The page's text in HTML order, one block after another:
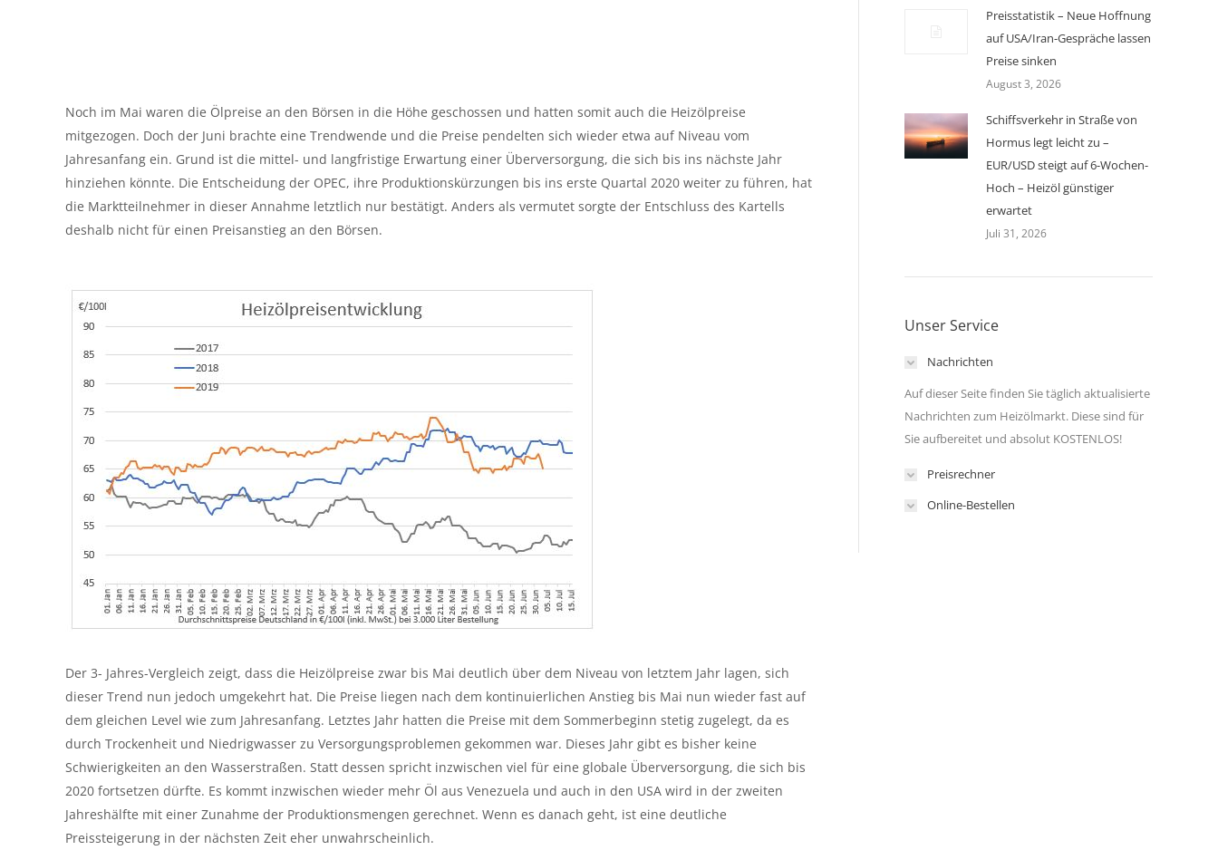
Noch im Mai waren die Ölpreise an den Börsen in die Höhe geschossen und hatten somit auch die Heizölpreise
mitgezogen. Doch der Juni brachte eine Trendwende und die Preise pendelten sich wieder etwa auf Niveau vom
Jahresanfang ein. Grund ist die mittel- und langfristige Erwartung einer Überversorgung, die sich bis ins nächste Jahr
hinziehen könnte. Die Entscheidung der OPEC, ihre Produktionskürzungen bis ins erste Quartal 2020 weiter zu führen, hat
die Marktteilnehmer in dieser Annahme letztlich nur bestätigt. Anders als vermutet sorgte der Entschluss des Kartells
deshalb nicht für einen Preisanstieg an den Börsen.
Der 3- Jahres-Vergleich zeigt, dass die Heizölpreise zwar bis Mai deutlich über dem Niveau von letztem Jahr lagen, sich
dieser Trend nun jedoch umgekehrt hat. Die Preise liegen nach dem kontinuierlichen Anstieg bis Mai nun wieder fast auf
dem gleichen Level wie zum Jahresanfang. Letztes Jahr hatten die Preise mit dem Sommerbeginn stetig zugelegt, da es
durch Trockenheit und Niedrigwasser zu Versorgungsproblemen gekommen war. Dieses Jahr gibt es bisher keine
Schwierigkeiten an den Wasserstraßen. Statt dessen spricht inzwischen viel für eine globale Überversorgung, die sich bis
2020 fortsetzen dürfte. Es kommt inzwischen wieder mehr Öl aus Venezuela und auch in den USA wird in der zweiten
Jahreshälfte mit einer Zunahme der Produktionsmengen gerechnet. Wenn es danach geht, ist eine deutliche
Preissteigerung in der nächsten Zeit eher unwahrscheinlich.
Preisstatistik – Neue Hoffnung
auf USA/Iran-Gespräche lassen
Preise sinken
August 3, 2026
Schiffsverkehr in Straße von
Hormus legt leicht zu –
EUR/USD steigt auf 6-Wochen-
Hoch – Heizöl günstiger
erwartet
Juli 31, 2026
Unser Service
Nachrichten
Auf dieser Seite finden Sie täglich aktualisierte
Nachrichten zum Heizölmarkt. Diese sind für
Sie aufbereitet und absolut KOSTENLOS!
Preisrechner
Online-Bestellen